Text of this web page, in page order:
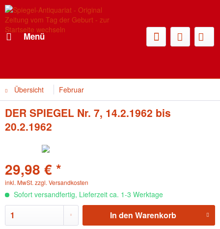
Menü
Übersicht Februar
DER SPIEGEL Nr. 7, 14.2.1962 bis
20.2.1962
29,98 € *
inkl. MwSt. zzgl. Versandkosten
Sofort versandfertig, Lieferzeit ca. 1-3 Werktage
In den Warenkorb